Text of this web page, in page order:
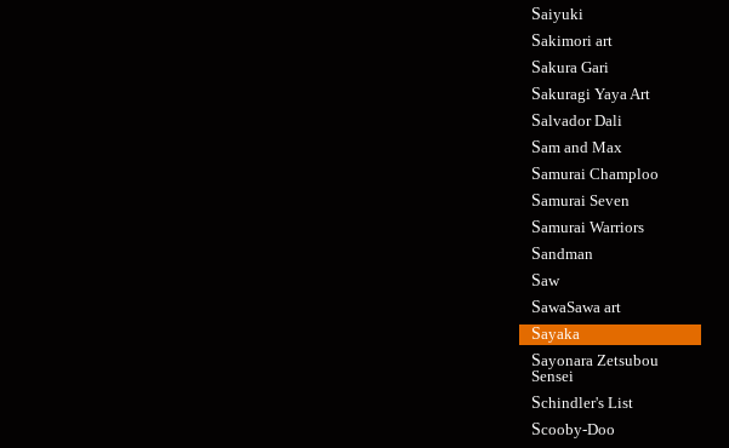
Saiyuki
Sakimori art
Sakura Gari
Sakuragi Yaya Art
Salvador Dali
Sam and Max
Samurai Champloo
Samurai Seven
Samurai Warriors
Sandman
Saw
SawaSawa art
Sayaka
Sayonara Zetsubou
Sensei
Schindler's List
Scooby-Doo